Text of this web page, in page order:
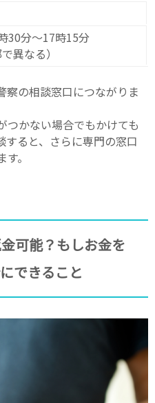
30分～17時15分
異なる）
察の相談窓口につながりま
つかない場合でもかけても
すると、さらに専門の窓口
。
可能？もしお金を
できること